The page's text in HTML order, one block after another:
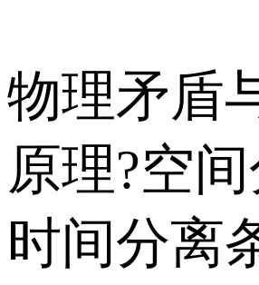
物理矛盾
原理?空
时间分离